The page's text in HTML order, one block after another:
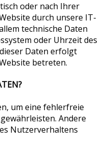
oder nach Ihrer
durch unsere IT-
technische Daten
oder Uhrzeit des
Daten erfolgt
betreten.
um eine fehlerfreie
Andere
Nutzerverhaltens